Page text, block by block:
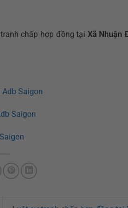
chấp hợp đồng tại Xã Nhuận
Saigon
Saigon